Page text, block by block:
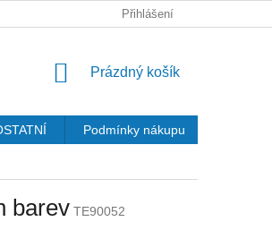
Přihlášení
NÁKUPNÍ
Prázdný košík
Podmínky nákupu
barev TE90052